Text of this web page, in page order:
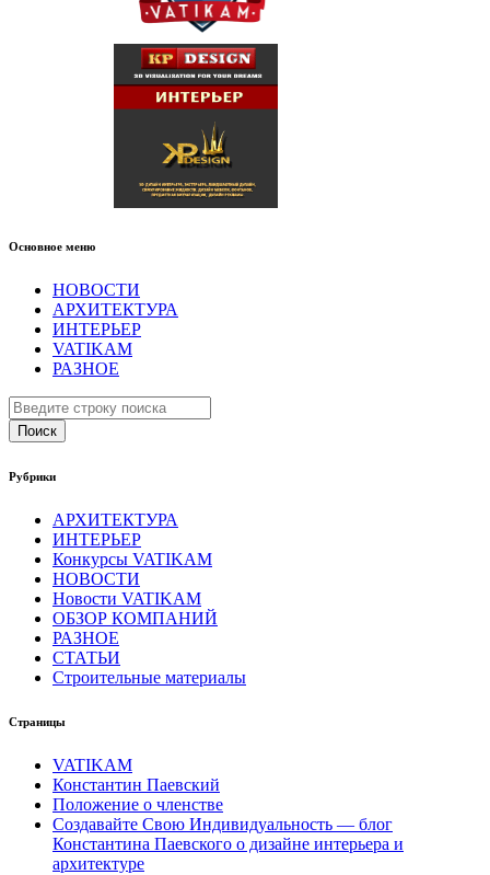
Основное меню
НОВОСТИ
АРХИТЕКТУРА
ИНТЕРЬЕР
VATIKAM
РАЗНОЕ
Поиск
Рубрики
АРХИТЕКТУРА
ИНТЕРЬЕР
Конкурсы VATIKAM
НОВОСТИ
Новости VATIKAM
ОБЗОР КОМПАНИЙ
РАЗНОЕ
СТАТЬИ
Строительные материалы
Страницы
VATIKAM
Константин Паевский
Положение о членстве
Создавайте Свою Индивидуальность — блог
Константина Паевского о дизайне интерьера и
архитектуре